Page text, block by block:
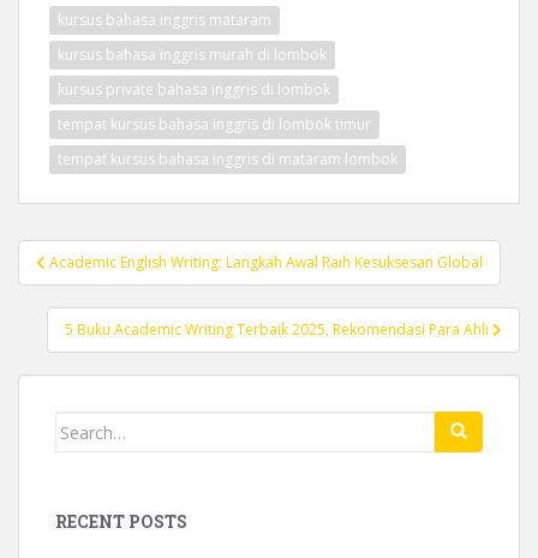
kursus bahasa inggris mataram
kursus bahasa inggris murah di lombok
kursus private bahasa inggris di lombok
tempat kursus bahasa inggris di lombok timur
tempat kursus bahasa inggris di mataram lombok
Post
navigation
Academic English Writing: Langkah Awal Raih Kesuksesan Global
5 Buku Academic Writing Terbaik 2025, Rekomendasi Para Ahli
Search
RECENT POSTS